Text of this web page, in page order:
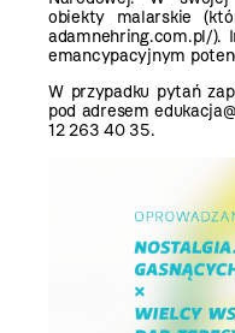
obiekty malarskie
adamnehring.com.pl/).
emancypacyjnym
W przypadku pytań
pod adresem
12 263 40 35.